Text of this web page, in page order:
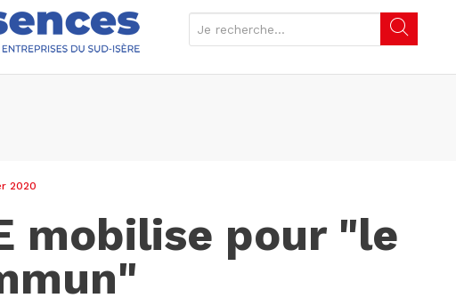
2020
mobilise pour "le